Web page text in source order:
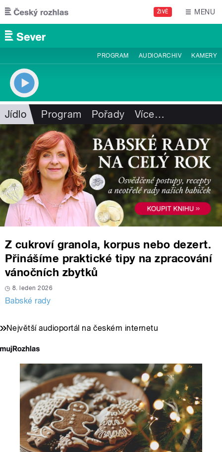
Přejít k hlavnímu obsahu
ŽIVĚ MENU
PROGRAM AUDIOARCHIV KAMERY
Jídlo Program Pořady Více…
Z cukroví granola, korpus nebo dezert.
Přinášíme praktické tipy na zpracování
vánočních zbytků
8. leden 2026
Babské rady
Největší audioportál na českém internetu